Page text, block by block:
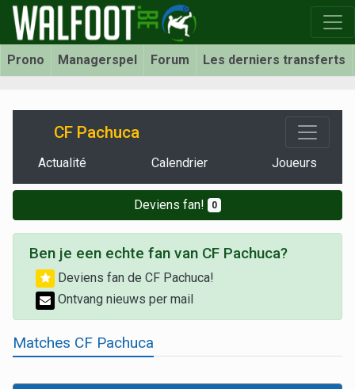
Prono Managerspel Forum Les derniers transferts
CF Pachuca
Actualité Calendrier Joueurs
Deviens fan! 0
Ben je een echte fan van CF Pachuca?
Deviens fan de CF Pachuca!
Ontvang nieuws per mail
Matches CF Pachuca